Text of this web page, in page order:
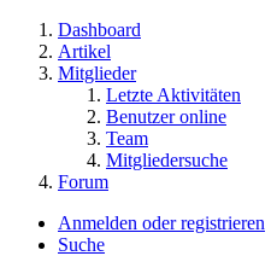
Dashboard
Artikel
Mitglieder
Letzte Aktivitäten
Benutzer online
Team
Mitgliedersuche
Forum
Anmelden oder registrieren
Suche